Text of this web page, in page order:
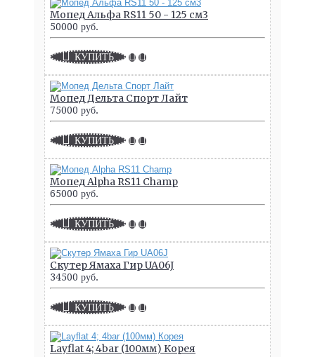
Мопед Альфа RS11 50 - 125 см3
50000 руб.
КУПИТЬ
Мопед Дельта Спорт Лайт
75000 руб.
КУПИТЬ
Мопед Alpha RS11 Champ
65000 руб.
КУПИТЬ
Скутер Ямаха Гир UA06J
34500 руб.
КУПИТЬ
Layflat 4; 4bar (100мм) Корея